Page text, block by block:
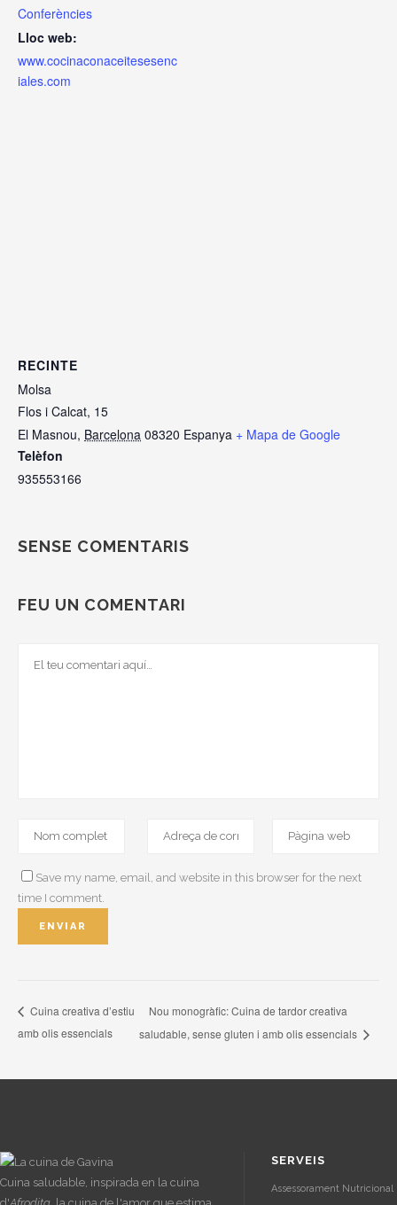
Conferències
Lloc web:
www.cocinaconaceitesesenc
iales.com
RECINTE
Molsa
Flos i Calcat, 15
El Masnou, Barcelona 08320 Espanya + Mapa de Google
Telèfon
935553166
SENSE COMENTARIS
FEU UN COMENTARI
Save my name, email, and website in this browser for the next
time I comment.
Cuina creativa d’estiu
amb olis essencials
Nou monogràfic: Cuina de tardor creativa
saludable, sense gluten i amb olis essencials
Cuina saludable, inspirada en la cuina
SERVEIS
Assessorament Nutricional